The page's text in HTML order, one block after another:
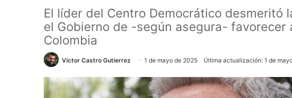
El líder del Centro Democrático desmeritó
el Gobierno de -según asegura- favorecer
Colombia
Víctor Castro Gutierrez 1 de mayo de 2025 Última actualización: 1 de